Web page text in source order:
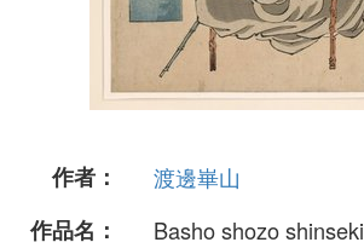
作者：
渡邊崋山
作品名：
Basho shozo shinseki